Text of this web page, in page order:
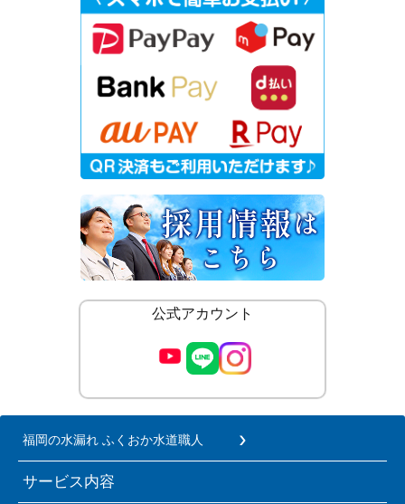
公式アカウント
福岡の水漏れ ふくおか水道職人
サービス内容